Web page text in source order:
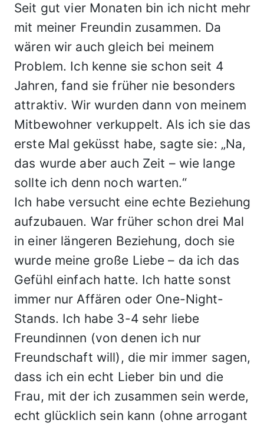
Seit gut vier Monaten bin ich nicht mehr
mit meiner Freundin zusammen. Da
wären wir auch gleich bei meinem
Problem. Ich kenne sie schon seit 4
Jahren, fand sie früher nie besonders
attraktiv. Wir wurden dann von meinem
Mitbewohner verkuppelt. Als ich sie das
erste Mal geküsst habe, sagte sie: „Na,
das wurde aber auch Zeit – wie lange
sollte ich denn noch warten.“
Ich habe versucht eine echte Beziehung
aufzubauen. War früher schon drei Mal
in einer längeren Beziehung, doch sie
wurde meine große Liebe – da ich das
Gefühl einfach hatte. Ich hatte sonst
immer nur Affären oder One-Night-
Stands. Ich habe 3-4 sehr liebe
Freundinnen (von denen ich nur
Freundschaft will), die mir immer sagen,
dass ich ein echt Lieber bin und die
Frau, mit der ich zusammen sein werde,
echt glücklich sein kann (ohne arrogant